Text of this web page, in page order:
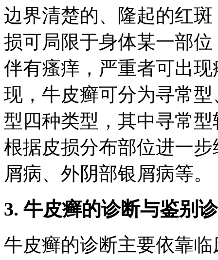
边界清楚的、隆起的红
损可局限于身体某一部
伴有瘙痒，严重者可出
现，牛皮癣可分为寻常
型四种类型，其中寻常
根据皮损分布部位进一
屑病、外阴部银屑病等。
3. 牛皮癣的诊断与鉴别
牛皮癣的诊断主要依靠